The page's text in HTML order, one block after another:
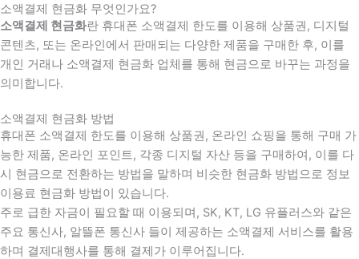
소액결제 현금화 무엇인가요?
소액결제 현금화란 휴대폰 소액결제 한도를 이용해 상품권, 디지털
콘텐츠, 또는 온라인에서 판매되는 다양한 제품을 구매한 후, 이를
개인 거래나 소액결제 현금화 업체를 통해 현금으로 바꾸는 과정을
의미합니다.
소액결제 현금화 방법
휴대폰 소액결제 한도를 이용해 상품권, 온라인 쇼핑을 통해 구매 가
능한 제품, 온라인 포인트, 각종 디지털 자산 등을 구매하여, 이를 다
시 현금으로 전환하는 방법을 말하며 비슷한 현금화 방법으로 정보
이용료 현금화 방법이 있습니다.
주로 급한 자금이 필요할 때 이용되며, SK, KT, LG 유플러스와 같은
주요 통신사, 알뜰폰 통신사 들이 제공하는 소액결제 서비스를 활용
하며 결제대행사를 통해 결제가 이루어집니다.